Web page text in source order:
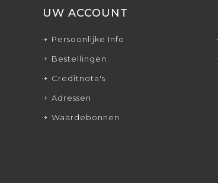
UW ACCOUNT
Persoonlijke Info
Bestellingen
Creditnota's
Adressen
Waardebonnen